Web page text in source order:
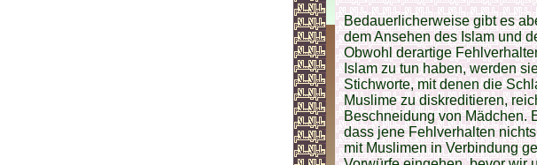
Bedauerlicherweise gibt es
dem Ansehen des Islam und
Obwohl derartige
Islam zu tun haben, werden
Stichworte, mit denen die
Muslime zu diskreditieren,
Beschneidung von Mädchen.
dass jene Fehlverhalten
mit Muslimen in Verbindung